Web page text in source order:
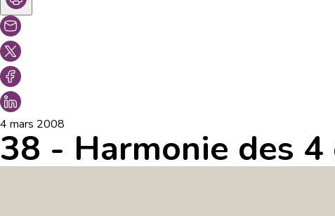
4 mars 2008
38 - Harmonie des